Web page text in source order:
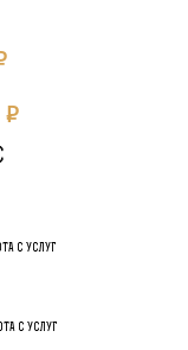
P
С УСЛУГ
С УСЛУГ